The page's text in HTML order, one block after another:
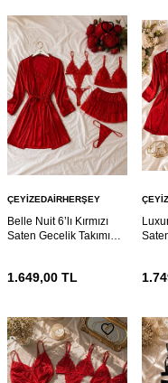
ÇEYIZEDAIRHERŞEY
Belle Nuit 6’lı Kırmızı
Saten Gecelik Takımı
1.649,00 TL